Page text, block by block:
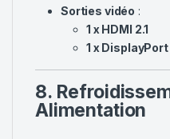
Sorties vidéo :
1 x HDMI 2.1
1 x DisplayPort
8.
Alimentation